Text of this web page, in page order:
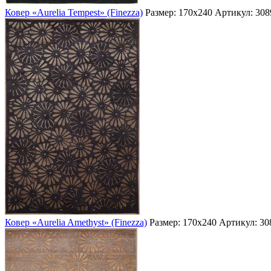
Ковер «Aurelia Tempest» (Finezza) Размер: 170х240 Артикул:
Ковер «Aurelia Amethyst» (Finezza) Размер: 170х240 Артикул: